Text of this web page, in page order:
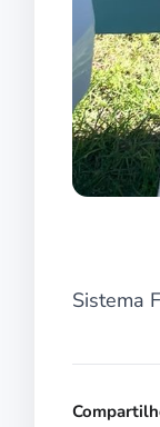
Sistema